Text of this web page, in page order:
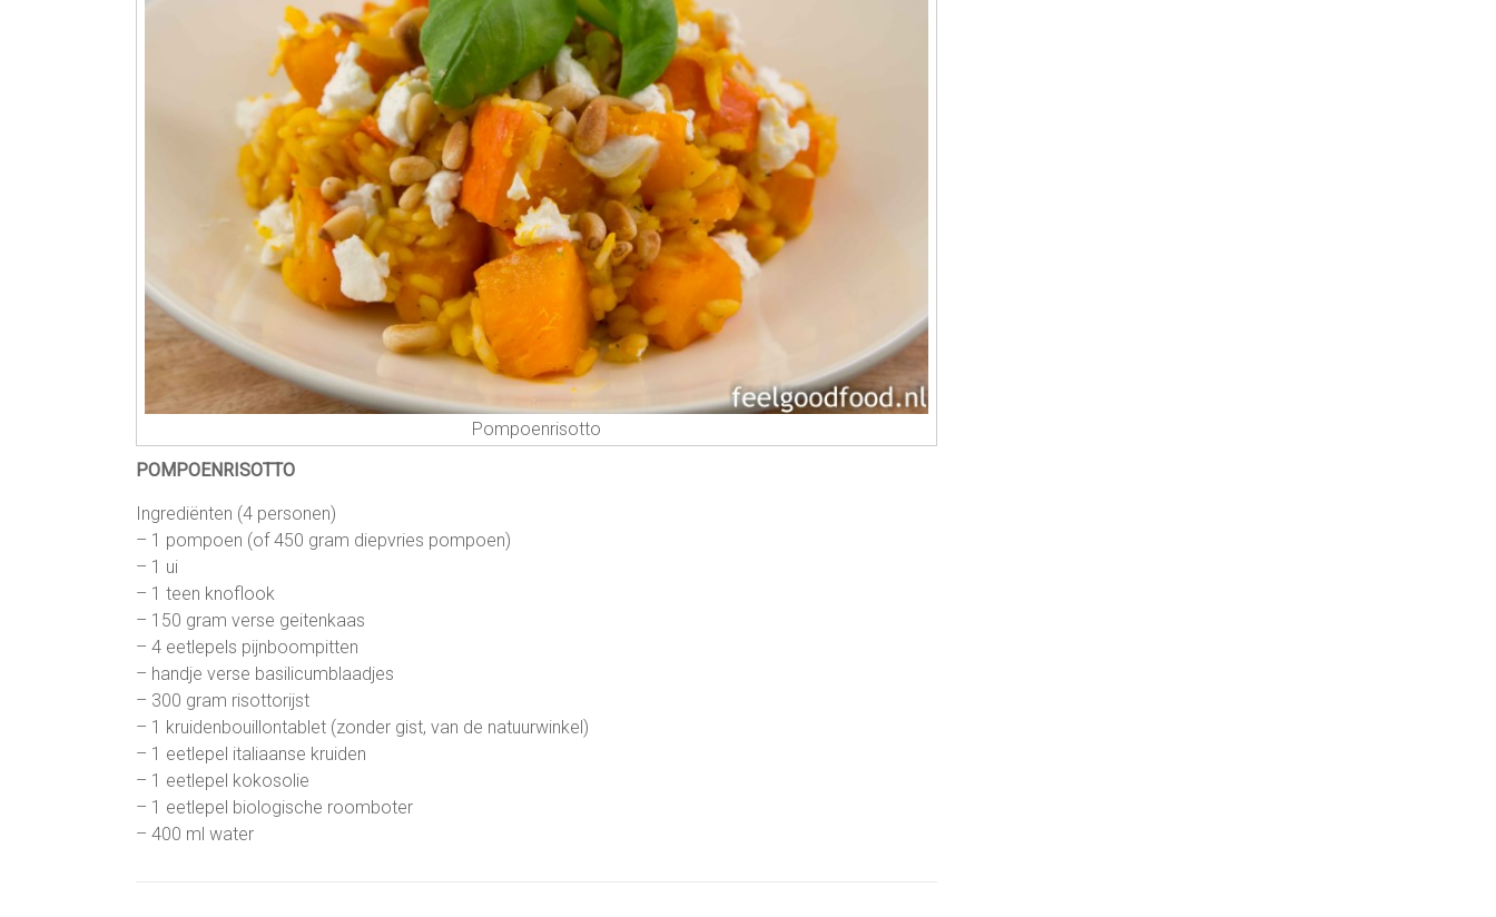
Pompoenrisotto
POMPOENRISOTTO
Ingrediënten (4 personen)
– 1 pompoen (of 450 gram diepvries pompoen)
– 1 ui
– 1 teen knoflook
– 150 gram verse geitenkaas
– 4 eetlepels pijnboompitten
– handje verse basilicumblaadjes
– 300 gram risottorijst
– 1 kruidenbouillontablet (zonder gist, van de natuurwinkel)
– 1 eetlepel italiaanse kruiden
– 1 eetlepel kokosolie
– 1 eetlepel biologische roomboter
– 400 ml water